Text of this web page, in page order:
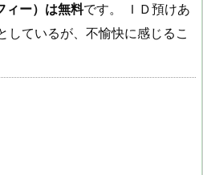
ィー）は無料です。 ＩＤ預けあ
しているが、不愉快に感じるこ